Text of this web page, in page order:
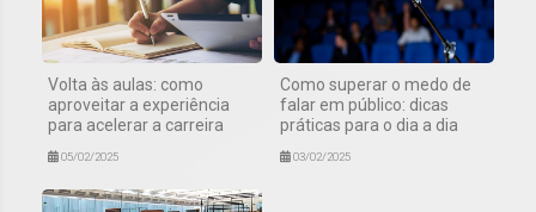
Volta às aulas: como
aproveitar a experiência
para acelerar a carreira
05/02/2025
Como superar o medo de
falar em público: dicas
práticas para o dia a dia
03/02/2025